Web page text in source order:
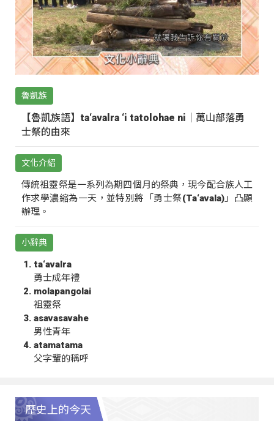
魯凱族
【魯凱族語】ta‘avalra ‘i tatolohae ni｜萬山部落勇
士祭的由來
文化介紹
傳統祖靈祭是一系列為期四個月的祭典，現今配合族人工
作求學濃縮為一天，並特別將「勇士祭(Ta‘avala)」凸顯
辦理。
小辭典
ta‘avalra
勇士成年禮
molapangolai
祖靈祭
asavasavahe
男性青年
atamatama
父字輩的稱呼
歷史上的今天